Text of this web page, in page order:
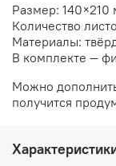
Размер: 140×210
Количество
Материалы:
В комплекте —
Можно
получится